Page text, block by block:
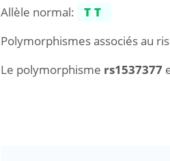
Allèle normal:
TT
Polymorphismes associés au
Le polymorphisme rs1537377